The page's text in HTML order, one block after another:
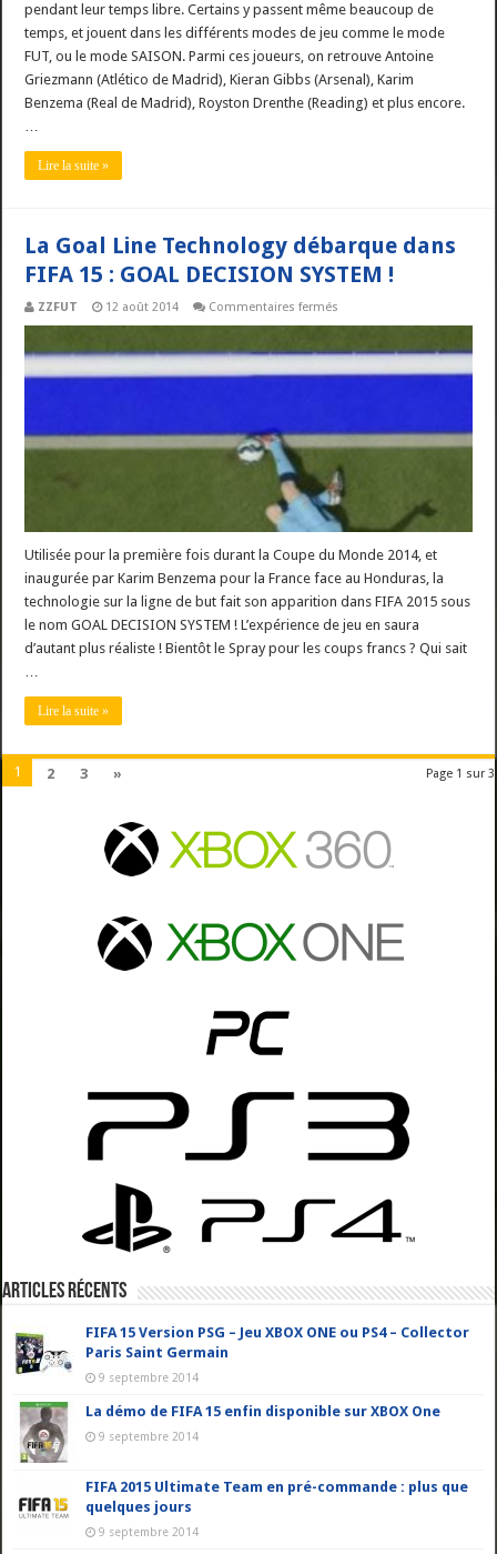
pendant leur temps libre. Certains y passent même beaucoup de
temps, et jouent dans les différents modes de jeu comme le mode
FUT, ou le mode SAISON. Parmi ces joueurs, on retrouve Antoine
Griezmann (Atlético de Madrid), Kieran Gibbs (Arsenal), Karim
Benzema (Real de Madrid), Royston Drenthe (Reading) et plus encore.
…
Lire la suite »
La Goal Line Technology débarque dans
FIFA 15 : GOAL DECISION SYSTEM !
ZZFUT 12 août 2014 Commentaires fermés
Line
débarque
:
GOAL
DECISION
SYSTEM
!
Utilisée pour la première fois durant la Coupe du Monde 2014, et
inaugurée par Karim Benzema pour la France face au Honduras, la
technologie sur la ligne de but fait son apparition dans FIFA 2015 sous
le nom GOAL DECISION SYSTEM ! L’expérience de jeu en saura
d’autant plus réaliste ! Bientôt le Spray pour les coups francs ? Qui sait
Lire la suite »
Page 1 sur 3
1 2 3 »
Articles récents
FIFA 15 Version PSG – Jeu XBOX ONE ou PS4 – Collector
Paris Saint Germain
9 septembre 2014
La démo de FIFA 15 enfin disponible sur XBOX One
9 septembre 2014
FIFA 2015 Ultimate Team en pré-commande : plus que
quelques jours
9 septembre 2014